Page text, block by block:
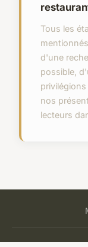
Tous les
d'une
possible,
nos
lecteurs